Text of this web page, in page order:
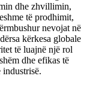
dhe zhvillimin,
të prodhimit,
nevojat në
kërkesa globale
të luajnë një rol
dhe efikas të